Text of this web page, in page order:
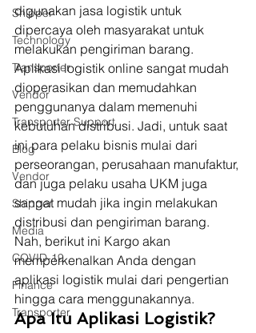
Shipper
Technology
Transporter
Vendor
Transporter Support
Blog
Vendor
Shipper
Media
COVID-19
Finance
Transporter
digunakan jasa logistik untuk
dipercaya oleh masyarakat untuk
melakukan pengiriman barang.
Aplikasi logistik online sangat mudah
dioperasikan dan memudahkan
penggunanya dalam memenuhi
kebutuhan distribusi. Jadi, untuk saat
ini para pelaku bisnis mulai dari
perseorangan, perusahaan manufaktur,
dan juga pelaku usaha UKM juga
sangat mudah jika ingin melakukan
distribusi dan pengiriman barang.
Nah, berikut ini Kargo akan
memperkenalkan Anda dengan
aplikasi logistik mulai dari pengertian
hingga cara menggunakannya.
Apa Itu Aplikasi Logistik?